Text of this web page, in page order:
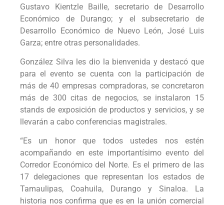
Gustavo Kientzle Baille, secretario de Desarrollo
Económico de Durango; y el subsecretario de
Desarrollo Económico de Nuevo León, José Luis
Garza; entre otras personalidades.
González Silva les dio la bienvenida y destacó que
para el evento se cuenta con la participación de
más de 40 empresas compradoras, se concretaron
más de 300 citas de negocios, se instalaron 15
stands de exposición de productos y servicios, y se
llevarán a cabo conferencias magistrales.
“Es un honor que todos ustedes nos estén
acompañando en este importantísimo evento del
Corredor Económico del Norte. Es el primero de las
17 delegaciones que representan los estados de
Tamaulipas, Coahuila, Durango y Sinaloa. La
historia nos confirma que es en la unión comercial